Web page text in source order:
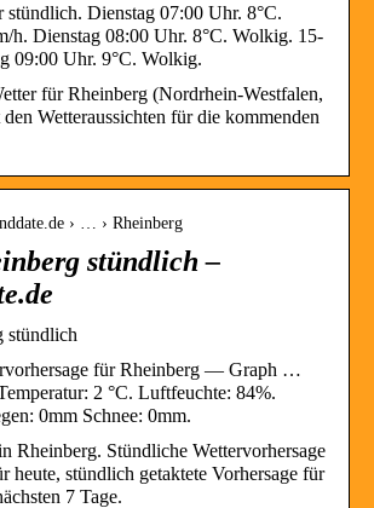
stündlich. Dienstag 07:00 Uhr. 8°C.
h. Dienstag 08:00 Uhr. 8°C. Wolkig. 15-
09:00 Uhr. 9°C. Wolkig.
für Rheinberg (Nordrhein-Westfalen,
Wetteraussichten für die kommenden
› … › Rheinberg
stündlich –
stündlich
für Rheinberg — Graph …
2 °C. Luftfeuchte: 84%.
0mm Schnee: 0mm.
Rheinberg. Stündliche Wettervorhersage
heute, stündlich getaktete Vorhersage für
7 Tage.